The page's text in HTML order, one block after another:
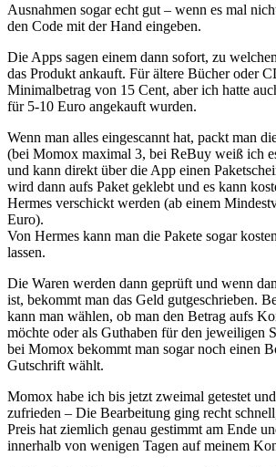
Ausnahmen sogar echt gut – wenn es mal
den Code mit der Hand eingeben.
Die Apps sagen einem dann sofort, zu
das Produkt ankauft. Für ältere Bücher oder
Minimalbetrag von 15 Cent, aber ich hatte
für 5-10 Euro angekauft wurden.
Wenn man alles eingescannt hat, packt man
(bei Momox maximal 3, bei ReBuy weiß ich
und kann direkt über die App einen
wird dann aufs Paket geklebt und es kann
Hermes verschickt werden (ab einem
Euro).
Von Hermes kann man die Pakete sogar
lassen.
Die Waren werden dann geprüft und wenn
ist, bekommt man das Geld gutgeschrieben.
kann man wählen, ob man den Betrag aufs
möchte oder als Guthaben für den jeweiligen
bei Momox bekommt man sogar noch einen
Gutschrift wählt.
Momox habe ich bis jetzt zweimal getestet
zufrieden – Die Bearbeitung ging recht
Preis hat ziemlich genau gestimmt am Ende
innerhalb von wenigen Tagen auf meinem